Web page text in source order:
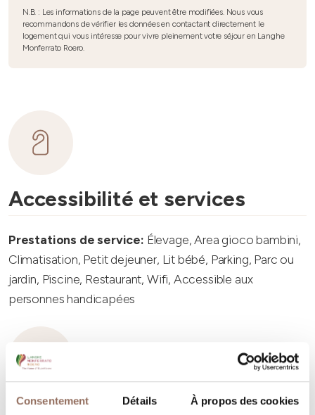
Consentement Détails À propos des cookies
N.B. : Les informations de la page peuvent être modifiées. Nous vous
recommandons de vérifier les données en contactant directement le
logement qui vous intéresse pour vivre pleinement votre séjour en Langhe
Monferrato Roero.
Accessibilité et services
Prestations de service: Élevage, Area gioco bambini,
Climatisation, Petit dejeuner, Lit bébé, Parking, Parc ou
jardin, Piscine, Restaurant, Wifi, Accessible aux
personnes handicapées